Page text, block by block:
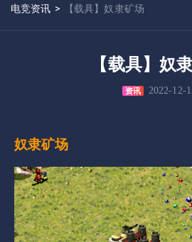
电竞资讯 > 【载具】奴隶矿场
【载具】奴
资讯 2022-12-
奴隶矿场